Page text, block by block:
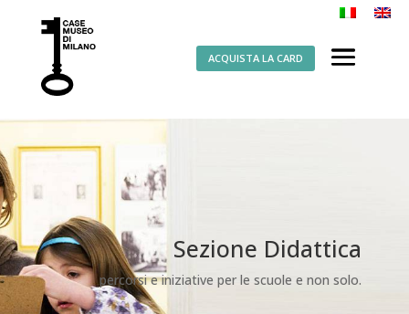
ACQUISTA LA CARD
Sezione Didattica
percorsi e iniziative per le scuole e non solo.